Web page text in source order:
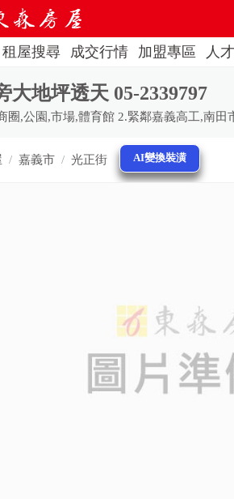
租屋搜尋 成交行情 加盟專區 人
大地坪透天 05-2339797
嘉義市 光正街 AI變換裝潢